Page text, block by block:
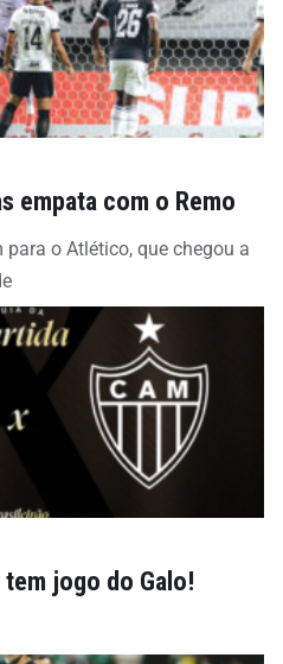
empata com o Remo
para o Atlético, que chegou a
jogo do Galo!